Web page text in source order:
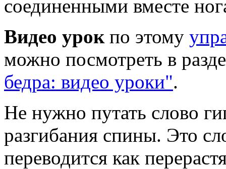
соединенными вместе
Видео урок по этому
можно посмотреть в
бедра: видео уроки".
Не нужно путать слово
разгибания спины. Это
переводится как